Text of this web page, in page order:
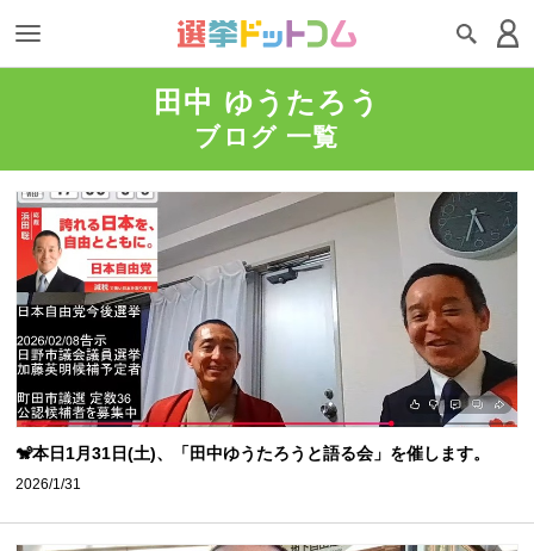
田中 ゆうたろう
ブログ 一覧
🐒本日1月31日(土)、「田中ゆうたろうと語る会」を催します。
2026/1/31